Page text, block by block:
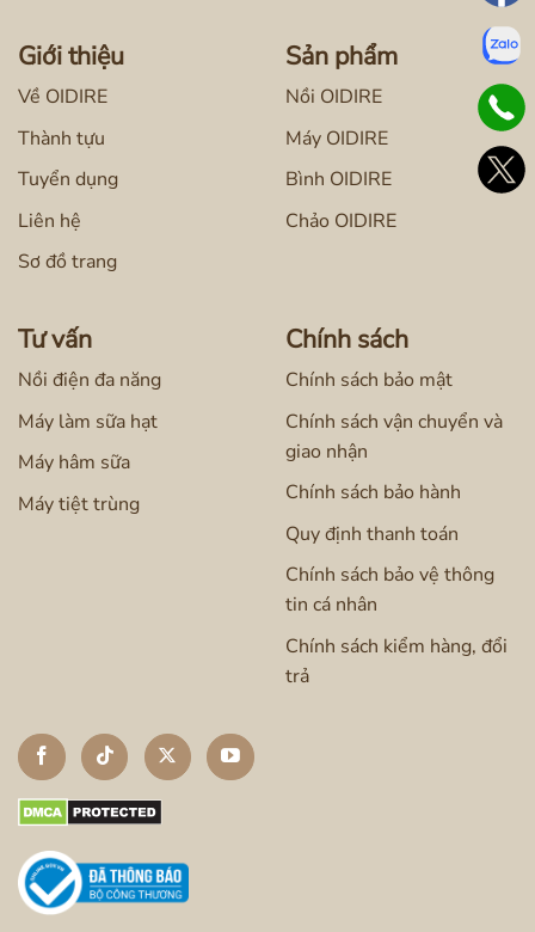
Giới thiệu
Về OIDIRE
Thành tựu
Tuyển dụng
Liên hệ
Sơ đồ trang
Sản phẩm
Nồi OIDIRE
Máy OIDIRE
Bình OIDIRE
Chảo OIDIRE
Tư vấn
Nồi điện đa năng
Máy làm sữa hạt
Máy hâm sữa
Máy tiệt trùng
Chính sách
Chính sách bảo mật
Chính sách vận chuyển và
giao nhận
Chính sách bảo hành
Quy định thanh toán
Chính sách bảo vệ thông
tin cá nhân
Chính sách kiểm hàng, đổi
trả